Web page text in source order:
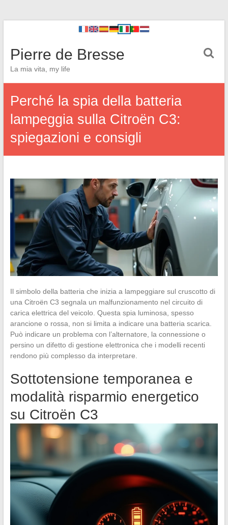
Pierre de Bresse
La mia vita, my life
Perché la spia della batteria
lampeggia sulla Citroën C3:
spiegazioni e consigli
Il simbolo della batteria che inizia a lampeggiare sul cruscotto di
una Citroën C3 segnala un malfunzionamento nel circuito di
carica elettrica del veicolo. Questa spia luminosa, spesso
arancione o rossa, non si limita a indicare una batteria scarica.
Può indicare un problema con l’alternatore, la connessione o
persino un difetto di gestione elettronica che i modelli recenti
rendono più complesso da interpretare.
Sottotensione temporanea e
modalità risparmio energetico
su Citroën C3